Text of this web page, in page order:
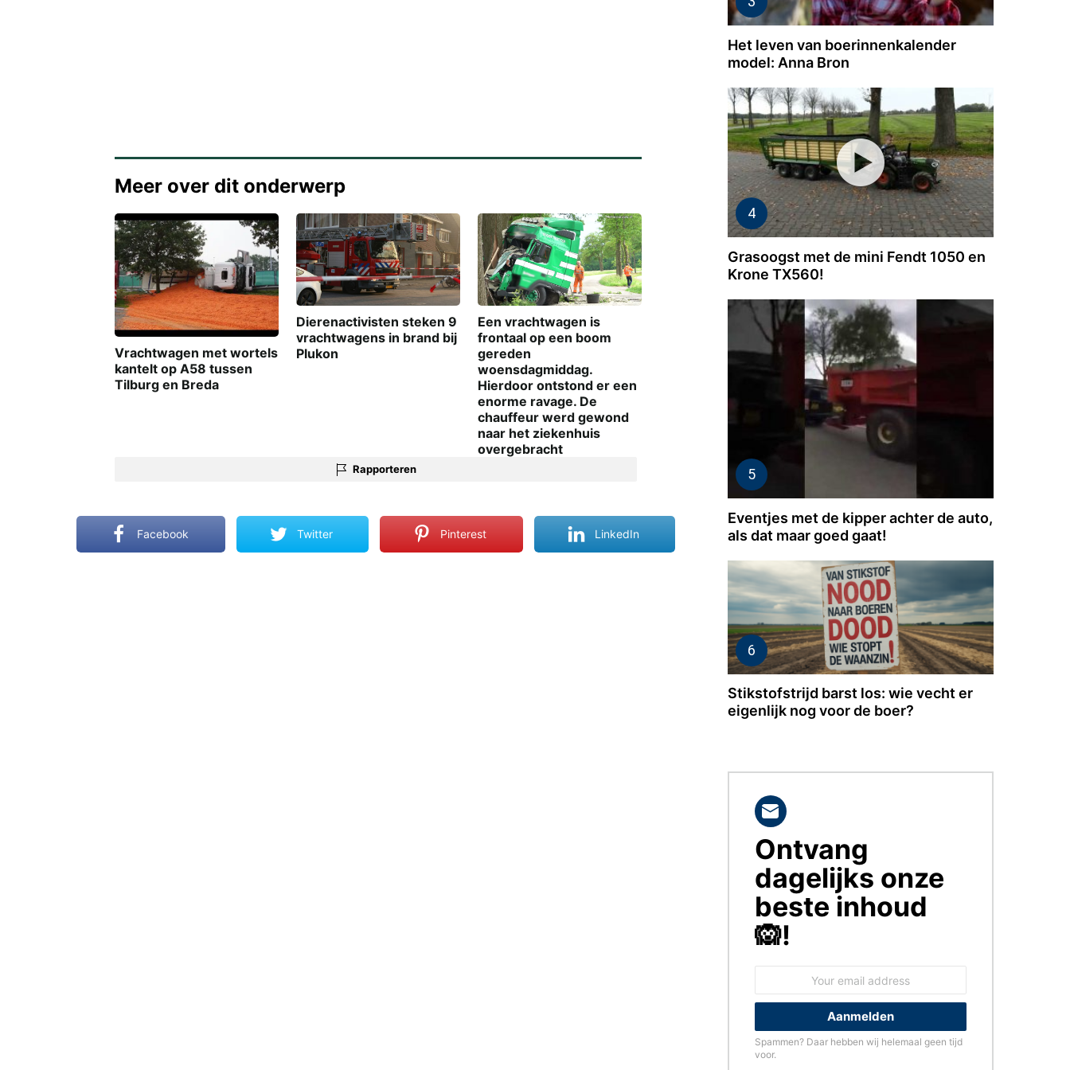
Meer over dit onderwerp
Vrachtwagen met wortels
kantelt op A58 tussen
Tilburg en Breda
Dierenactivisten steken 9
vrachtwagens in brand bij
Plukon
Een vrachtwagen is
frontaal op een boom
gereden
woensdagmiddag.
Hierdoor ontstond er een
enorme ravage. De
chauffeur werd gewond
naar het ziekenhuis
overgebracht
Rapporteren
Facebook Twitter Pinterest LinkedIn
Het leven van boerinnenkalender
model: Anna Bron
Grasoogst met de mini Fendt 1050 en
Krone TX560!
Eventjes met de kipper achter de auto,
als dat maar goed gaat!
Stikstofstrijd barst los: wie vecht er
eigenlijk nog voor de boer?
BLIJF
OP
DE
HOOGTE!
Ontvang
dagelijks onze
beste inhoud
🙉!
Spammen? Daar hebben wij helemaal geen tijd
voor.